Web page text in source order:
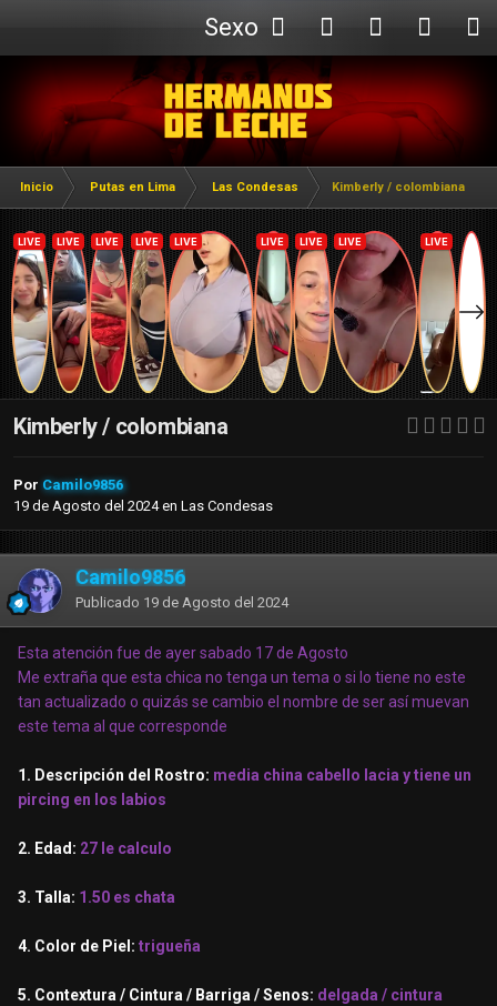
Sexo
Webcam
Inicio Putas en Lima Las Condesas Kimberly / colombiana
Kimberly / colombiana
Por Camilo9856
19 de Agosto del 2024en Las Condesas
Camilo9856
Publicado 19 de Agosto del 2024
Esta atención fue de ayer sabado 17 de Agosto
Me extraña que esta chica no tenga un tema o si lo tiene no este
tan actualizado o quizás se cambio el nombre de ser así muevan
este tema al que corresponde
1. Descripción del Rostro: media china cabello lacia y tiene un
pircing en los labios
2. Edad: 27 le calculo
3. Talla: 1.50 es chata
4. Color de Piel: trigueña
5. Contextura / Cintura / Barriga / Senos: delgada / cintura